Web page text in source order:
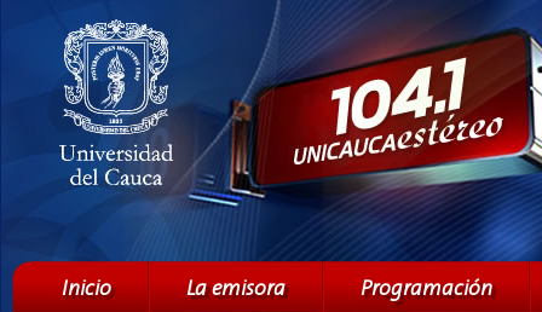
Menú principal
Inicio La emisora Programación